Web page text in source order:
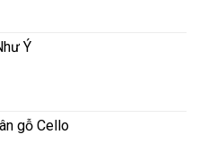
Ý
gỗ Cello